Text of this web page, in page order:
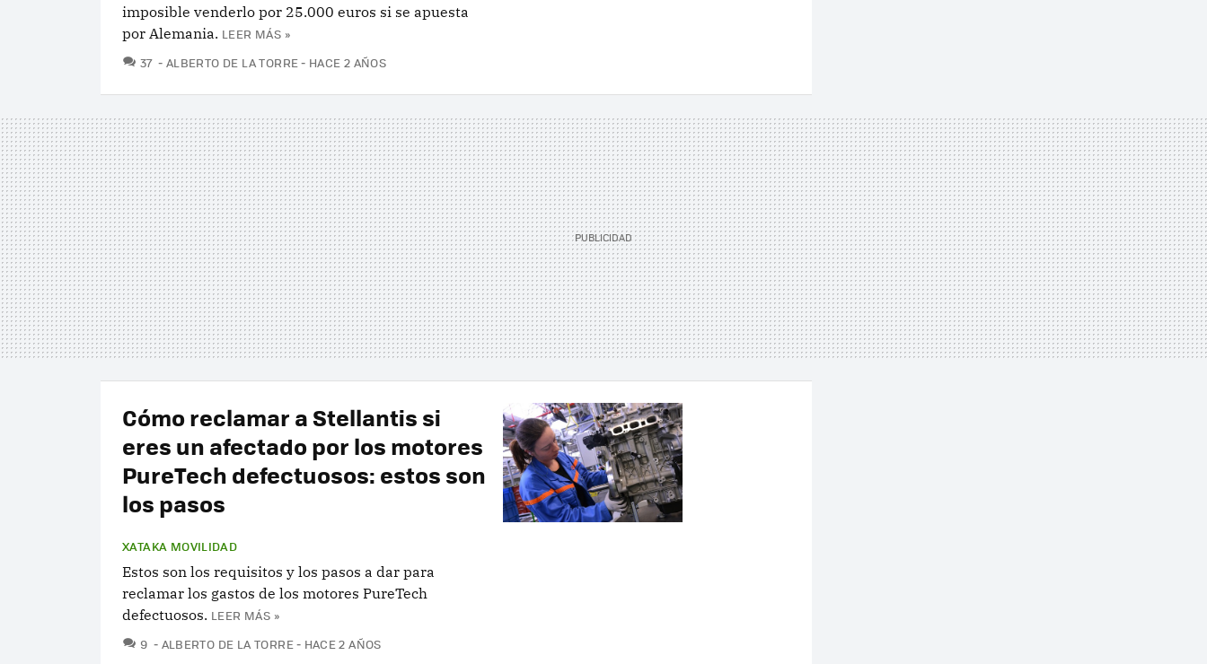
imposible venderlo por 25.000 euros si se apuesta
por Alemania. LEER MÁS »
37 COMENTARIOS
ALBERTO DE LA TORRE HACE 2 AÑOS
Cómo reclamar a Stellantis si
eres un afectado por los motores
PureTech defectuosos: estos son
los pasos
XATAKA MOVILIDAD
Estos son los requisitos y los pasos a dar para
reclamar los gastos de los motores PureTech
defectuosos. LEER MÁS »
9 COMENTARIOS
ALBERTO DE LA TORRE HACE 2 AÑOS